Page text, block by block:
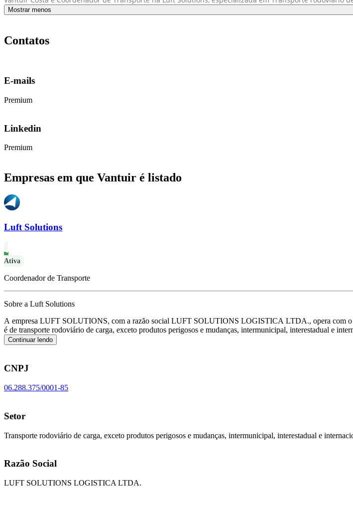
Mostrar menos
Contatos
E-mails
Premium
Linkedin
Premium
Empresas em que Vantuir é listado
Luft Solutions
Ativa
Coordenador de Transporte
Sobre a Luft Solutions
A empresa LUFT SOLUTIONS, com a razão social LUFT SOLUTIONS LOGISTICA LTDA., opera com o
é de transporte rodoviário de carga, exceto produtos perigosos e mudanças, intermunicipal, interestadual e
Continuar lendo
CNPJ
06.288.375/0001-85
Setor
Transporte rodoviário de carga, exceto produtos perigosos e mudanças, intermunicipal, interestadual e
Razão Social
LUFT SOLUTIONS LOGISTICA LTDA.